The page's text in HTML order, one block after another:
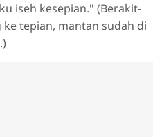
iseh kesepian." (Berakit-
tepian, mantan sudah di